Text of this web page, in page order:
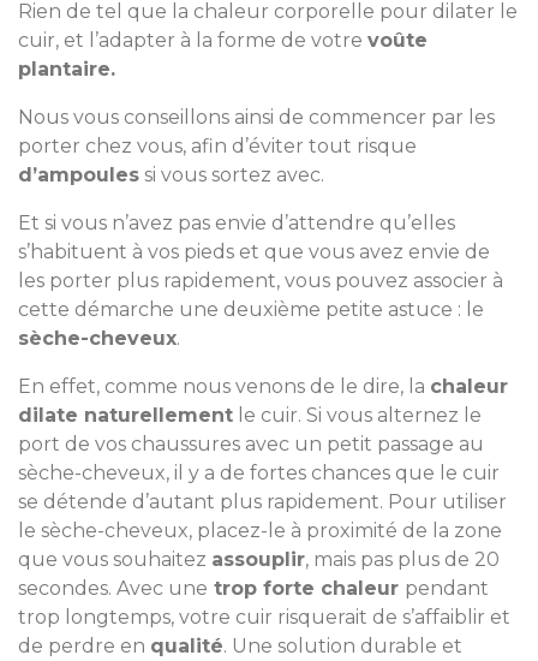
Rien de tel que la chaleur corporelle pour dilater le
cuir, et l’adapter à la forme de votre voûte
plantaire.
Nous vous conseillons ainsi de commencer par les
porter chez vous, afin d’éviter tout risque
d’ampoules si vous sortez avec.
Et si vous n’avez pas envie d’attendre qu’elles
s’habituent à vos pieds et que vous avez envie de
les porter plus rapidement, vous pouvez associer à
cette démarche une deuxième petite astuce : le
sèche-cheveux.
En effet, comme nous venons de le dire, la chaleur
dilate naturellement le cuir. Si vous alternez le
port de vos chaussures avec un petit passage au
sèche-cheveux, il y a de fortes chances que le cuir
se détende d’autant plus rapidement. Pour utiliser
le sèche-cheveux, placez-le à proximité de la zone
que vous souhaitez assouplir, mais pas plus de 20
secondes. Avec une trop forte chaleur pendant
trop longtemps, votre cuir risquerait de s’affaiblir et
de perdre en qualité. Une solution durable et